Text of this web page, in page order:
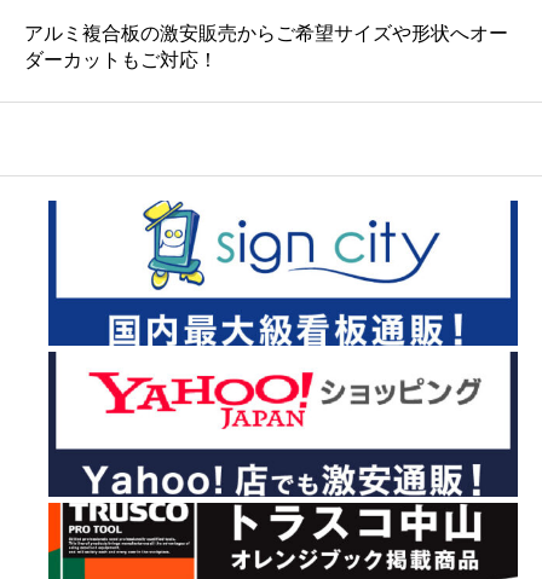
アルミ複合板の激安販売からご希望サイズや形状へオー
ダーカットもご対応！